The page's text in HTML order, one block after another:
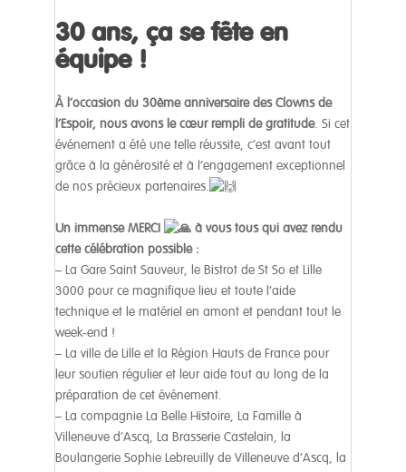
30 ans, ça se fête en
équipe !
À l’occasion du 30ème anniversaire des Clowns de
l’Espoir, nous avons le cœur rempli de gratitude. Si cet
événement a été une telle réussite, c’est avant tout
grâce à la générosité et à l’engagement exceptionnel
de nos précieux partenaires.
Un immense MERCI
à vous tous qui avez rendu
cette célébration possible :
– La Gare Saint Sauveur, le Bistrot de St So et Lille
3000 pour ce magnifique lieu et toute l’aide
technique et le matériel en amont et pendant tout le
week-end !
– La ville de Lille et la Région Hauts de France pour
leur soutien régulier et leur aide tout au long de la
préparation de cet événement.
– La compagnie La Belle Histoire, La Famille à
Villeneuve d’Ascq, La Brasserie Castelain, la
Boulangerie Sophie Lebreuilly de Villeneuve d’Ascq, la